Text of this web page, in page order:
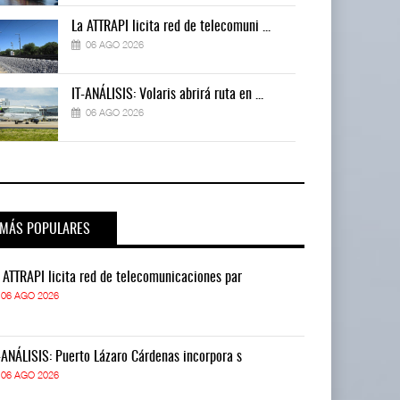
La ATTRAPI licita red de telecomuni ...
06 AGO 2026
IT-ANÁLISIS: Volaris abrirá ruta en ...
06 AGO 2026
MÁS POPULARES
ATTRAPI licita red de telecomunicaciones par
06 AGO 2026
ANÁLISIS: Puerto Lázaro Cárdenas incorpora s
06 AGO 2026